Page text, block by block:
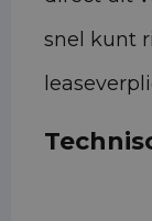
snel kunt